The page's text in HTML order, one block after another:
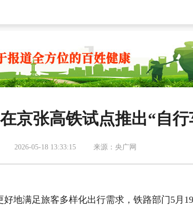
京张高铁试点推出“自
2026-05-18 13:33:15 来源：央广网
满足旅客多样化出行需求，铁路部门5月